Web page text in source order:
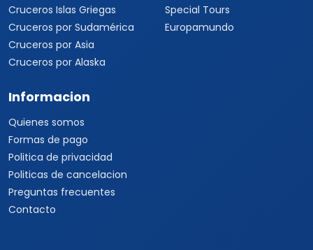
Cruceros Islas Griegas
Cruceros por Sudamérica
Cruceros por Asia
Cruceros por Alaska
Special Tours
Europamundo
Informacion
Quienes somos
Formas de pago
Politica de privacidad
Politicas de cancelacion
Preguntas frecuentes
Contacto